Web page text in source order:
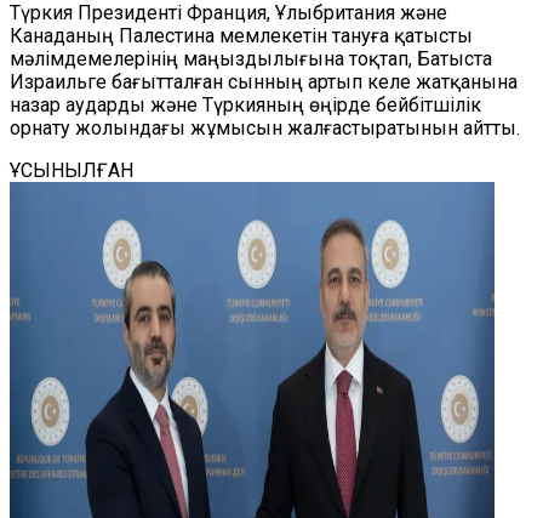
Түркия Президенті Франция, Ұлыбритания және
Канаданың Палестина мемлекетін тануға қатысты
мәлімдемелерінің маңыздылығына тоқтап, Батыста
Израильге бағытталған сынның артып келе жатқанына
назар аударды және Түркияның өңірде бейбітшілік
орнату жолындағы жұмысын жалғастыратынын айтты.
ҰСЫНЫЛҒАН